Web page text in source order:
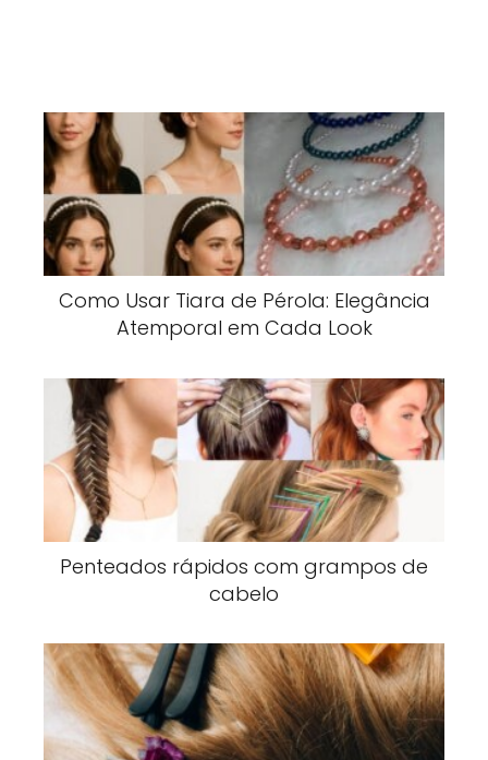
Como Usar Tiara de Pérola: Elegância
Atemporal em Cada Look
Penteados rápidos com grampos de
cabelo